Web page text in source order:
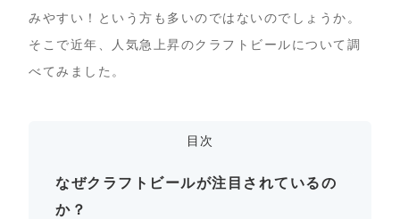
みやすい！という方も多いのではないのでしょうか。
そこで近年、人気急上昇のクラフトビールについて調
べてみました。
目次
なぜクラフトビールが注目されているの
か？